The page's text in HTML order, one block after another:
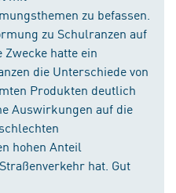
zu befassen.
zu Schulranzen auf
hatte ein
die Unterschiede von
Produkten deutlich
Auswirkungen auf die
hohen Anteil
hat. Gut